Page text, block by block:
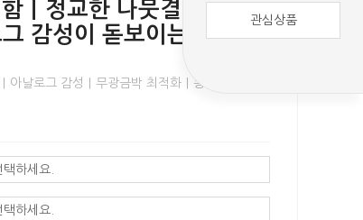
｜정교한 나뭇결 엠보싱
감성이 돋보이는 비즈니
아날로그 감성｜무광금박 최적화｜송진 엠보싱
관심상품